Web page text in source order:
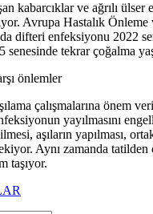
kabarcıklar ve ağrılı
Avrupa Hastalık
difteri enfeksiyonu 2022
senesinde tekrar çoğalma
çalışmalarına önem
yayılmasını
aşıların yapılması,
Aynı zamanda tatilden
taşıyor.